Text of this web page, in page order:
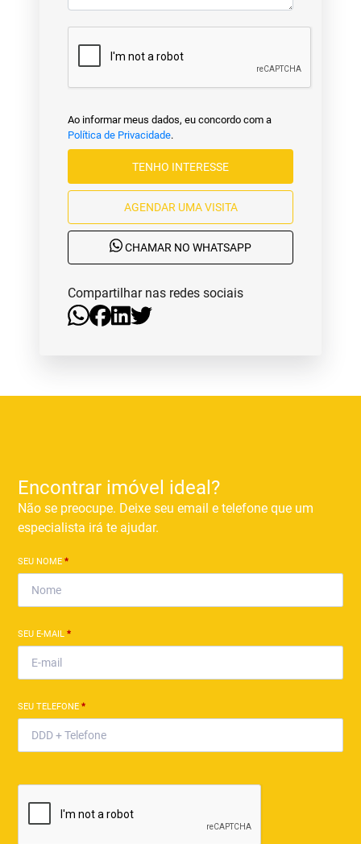
Ao informar meus dados, eu concordo com a
Política de Privacidade.
TENHO INTERESSE
AGENDAR UMA VISITA
CHAMAR NO WHATSAPP
Compartilhar nas redes sociais
Encontrar imóvel ideal?
Não se preocupe. Deixe seu email e telefone que um
especialista irá te ajudar.
SEU NOME*
SEU E-MAIL*
SEU TELEFONE*